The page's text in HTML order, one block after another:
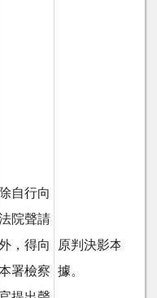
除自行向
院聲請
，得向
署檢察
原判決影本及有
據。